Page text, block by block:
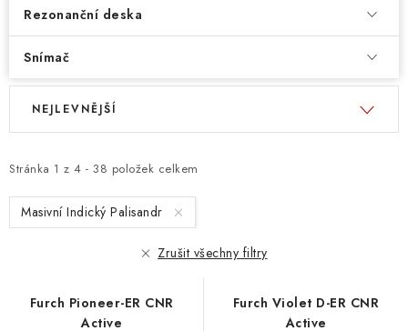
Rezonanční deska
Snímač
V
i
s
p
Stránka 1 z 4 - 38 položek celkem
Ř
e
n
í
NEJLEVNĚJŠÍ
Masivní Indický Palisandr
Zrušit všechny filtry
Furch Pioneer-ER CNR
Active
Furch Violet D-ER CNR
Active